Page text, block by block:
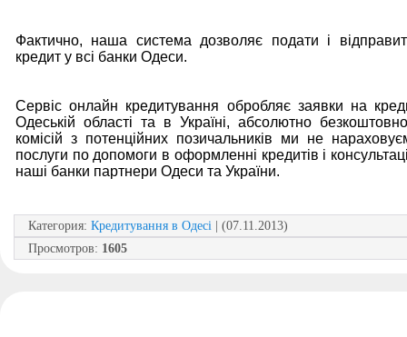
Фактично, наша система дозволяє подати і
кредит у всі банки Одеси.
Сервіс онлайн кредитування обробляє заявки на
Одеській області та в Україні, абсолютно
комісій з потенційних позичальників ми не
послуги по допомоги в оформленні кредитів і
наші банки партнери Одеси та України.
Категория: Кредитування в Одесі | (07.11.2013)
Просмотров: 1605